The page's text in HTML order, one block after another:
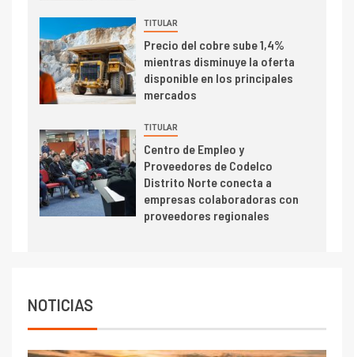
5 I+D
Estudio revela cómo el precio
del cobre y educación superior
se relacionan en zonas
mineras
6 I+D
BHP proyecta producción de
cobre cercana a 2 millones de
toneladas tras récord en
Escondida
TITULAR
Precio del cobre sube 1,4%
mientras disminuye la oferta
disponible en los principales
mercados
TITULAR
Centro de Empleo y
Proveedores de Codelco
Distrito Norte conecta a
empresas colaboradoras con
proveedores regionales
NOTICIAS